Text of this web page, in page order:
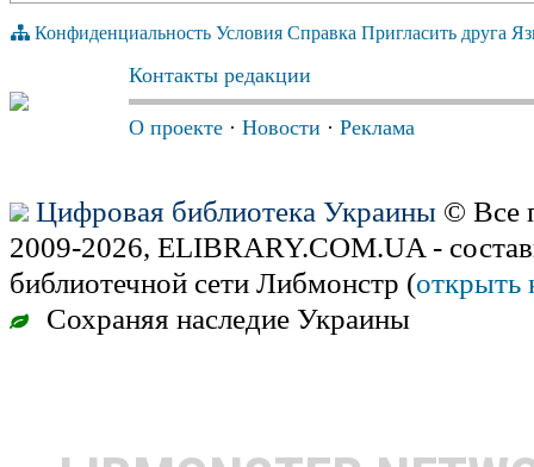
Конфиденциальность Условия Справка Пригласить друга
Контакты редакции
О проекте · Новости · Реклама
Цифровая библиотека Украины © Все
2009-2026, ELIBRARY.COM.UA -
библиотечной сети Либмонстр (открыть
Сохраняя наследие Украины